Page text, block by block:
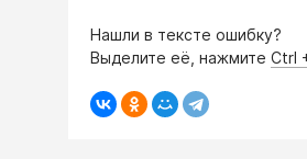
Нашли в тексте ошибку?
Выделите её, нажмите Ctrl